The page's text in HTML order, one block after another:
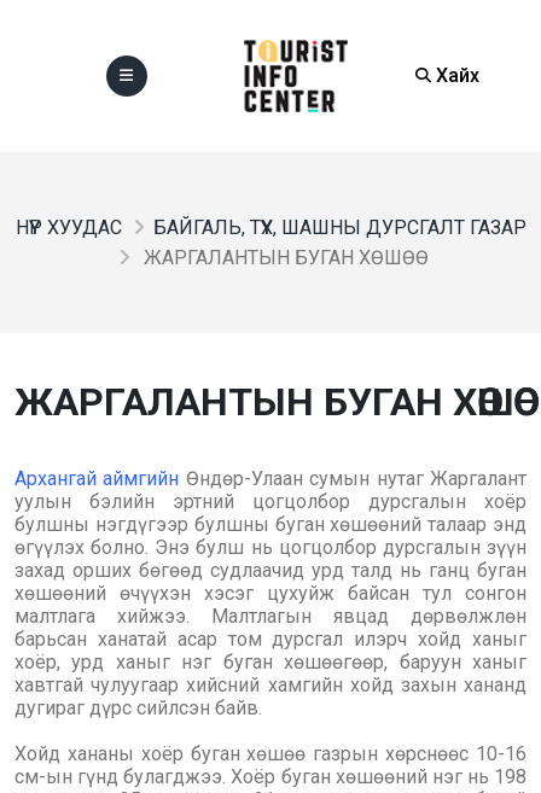
Хайх
НҮҮР ХУУДАС
БАЙГАЛЬ, ТҮҮХ, ШАШНЫ ДУРСГАЛТ ГАЗАР
ЖАРГАЛАНТЫН БУГАН ХӨШӨӨ
ЖАРГАЛАНТЫН БУГАН ХӨШӨӨ
Архангай аймгийн Өндөр-Улаан сумын нутаг Жаргалант
уулын бэлийн эртний цогцолбор дурсгалын хоёр
булшны нэгдүгээр булшны буган хөшөөний талаар энд
өгүүлэх болно. Энэ булш нь цогцолбор дурсгалын зүүн
захад орших бөгөөд судлаачид урд талд нь ганц буган
хөшөөний өчүүхэн хэсэг цухуйж байсан тул сонгон
малтлага хийжээ. Малтлагын явцад дөрвөлжлөн
барьсан ханатай асар том дурсгал илэрч хойд ханыг
хоёр, урд ханыг нэг буган хөшөөгөөр, баруун ханыг
хавтгай чулуугаар хийсний хамгийн хойд захын хананд
дугираг дүрс сийлсэн байв.
Хойд хананы хоёр буган хөшөө газрын хөрснөөс 10-16
см-ын гүнд булагджээ. Хоёр буган хөшөөний нэг нь 198